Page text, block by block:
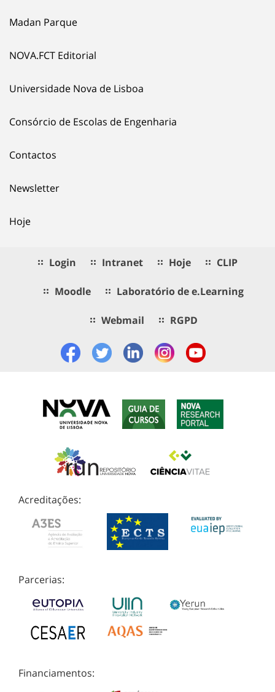
Madan Parque
NOVA.FCT Editorial
Universidade Nova de Lisboa
Consórcio de Escolas de Engenharia
Contactos
Newsletter
Hoje
Login Intranet Hoje CLIP
Moodle Laboratório de e.Learning
Webmail RGPD
Acreditações:
Parcerias:
Financiamentos: